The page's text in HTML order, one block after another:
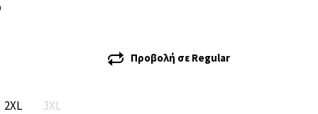
Προβολή σε Regular
2XL 3XL